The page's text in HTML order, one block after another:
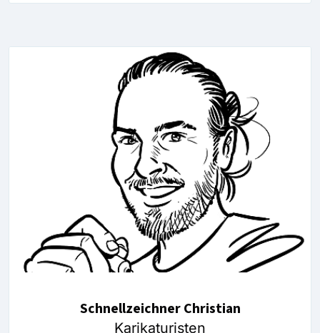
Schnellzeichner Christian
Karikaturisten